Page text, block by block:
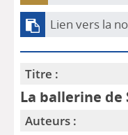
Lien vers la
Titre :
La ballerine de
Auteurs :